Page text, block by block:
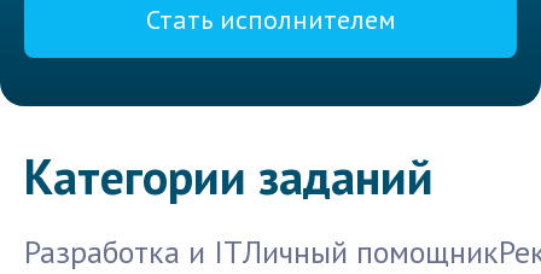
Стать исполнителем
Категории заданий
Разработка и ITЛичный помощник